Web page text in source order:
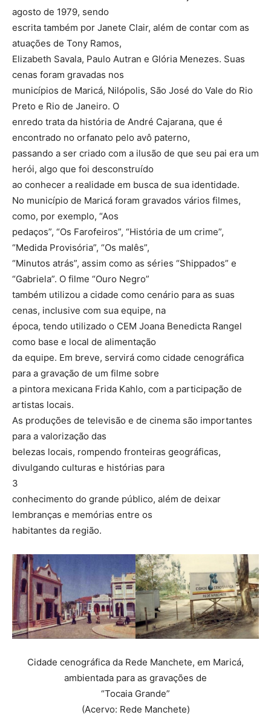
agosto de 1979, sendo
escrita também por Janete Clair, além de contar com as
atuações de Tony Ramos,
Elizabeth Savala, Paulo Autran e Glória Menezes. Suas
cenas foram gravadas nos
municípios de Maricá, Nilópolis, São José do Vale do Rio
Preto e Rio de Janeiro. O
enredo trata da história de André Cajarana, que é
encontrado no orfanato pelo avô paterno,
passando a ser criado com a ilusão de que seu pai era um
herói, algo que foi desconstruído
ao conhecer a realidade em busca de sua identidade.
No município de Maricá foram gravados vários filmes,
como, por exemplo, “Aos
pedaços”, “Os Farofeiros”, “História de um crime”,
“Medida Provisória”, “Os malês”,
“Minutos atrás”, assim como as séries “Shippados” e
“Gabriela”. O filme “Ouro Negro”
também utilizou a cidade como cenário para as suas
cenas, inclusive com sua equipe, na
época, tendo utilizado o CEM Joana Benedicta Rangel
como base e local de alimentação
da equipe. Em breve, servirá como cidade cenográfica
para a gravação de um filme sobre
a pintora mexicana Frida Kahlo, com a participação de
artistas locais.
As produções de televisão e de cinema são importantes
para a valorização das
belezas locais, rompendo fronteiras geográficas,
divulgando culturas e histórias para
3
conhecimento do grande público, além de deixar
lembranças e memórias entre os
habitantes da região.
Cidade cenográfica da Rede Manchete, em Maricá,
ambientada para as gravações de
“Tocaia Grande”
(Acervo: Rede Manchete)